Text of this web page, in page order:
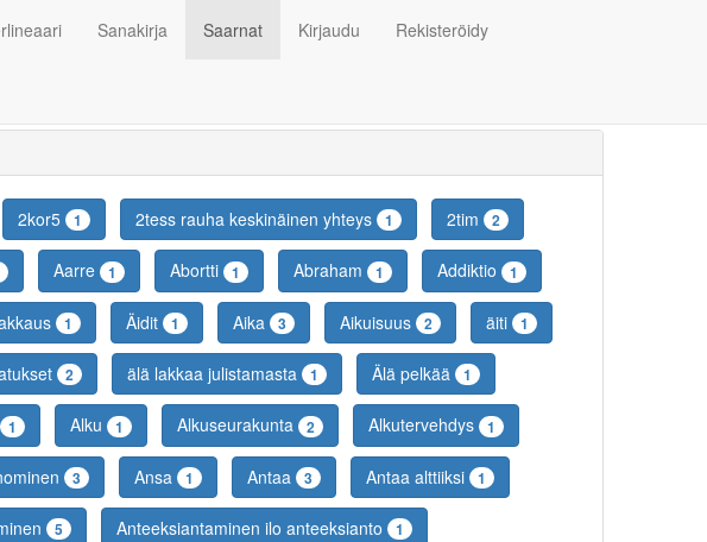
Sanakirja Saarnat Kirjaudu Rekisteröidy
2kor5 1 2tess rauha keskinäinen yhteys 1 2tim 2
Aarre 1 Abortti 1 Abraham 1 Addiktio 1
1 Äidit 1 Aika 3 Aikuisuus 2 äiti 1
2 älä lakkaa julistamasta 1 Älä pelkää 1
1 Alku 1 Alkuseurakunta 2 Alkutervehdys 1
3 Ansa 1 Antaa 3 Antaa alttiiksi 1
5 Anteeksiantaminen ilo anteeksianto 1